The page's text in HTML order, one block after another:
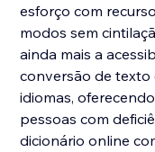
esforço com
modos sem
ainda mais a
conversão de texto
idiomas,
pessoas com
dicionário online